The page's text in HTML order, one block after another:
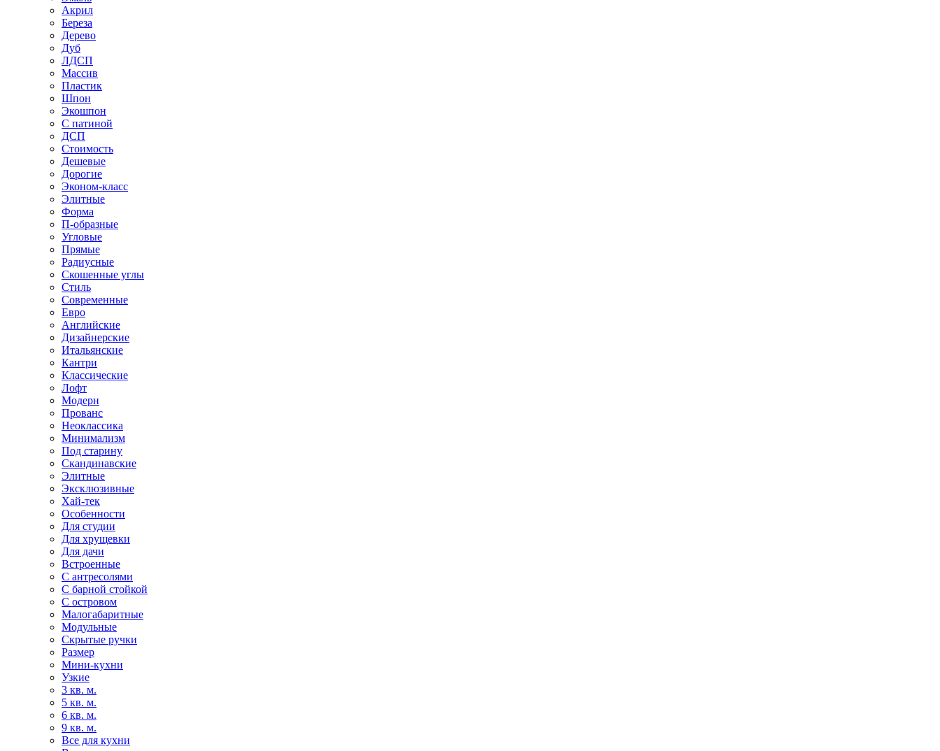
Акрил
Береза
Дерево
Дуб
ЛДСП
Массив
Пластик
Шпон
Экошпон
С патиной
ДСП
Стоимость
Дешевые
Дорогие
Эконом-класс
Элитные
Форма
П-образные
Угловые
Прямые
Радиусные
Скошенные углы
Стиль
Современные
Евро
Английские
Дизайнерские
Итальянские
Кантри
Классические
Лофт
Модерн
Прованс
Неоклассика
Минимализм
Под старину
Скандинавские
Элитные
Эксклюзивные
Хай-тек
Особенности
Для студии
Для хрущевки
Для дачи
Встроенные
С антресолями
С барной стойкой
С островом
Малогабаритные
Модульные
Скрытые ручки
Размер
Мини-кухни
Узкие
3 кв. м.
5 кв. м.
6 кв. м.
9 кв. м.
Все для кухни